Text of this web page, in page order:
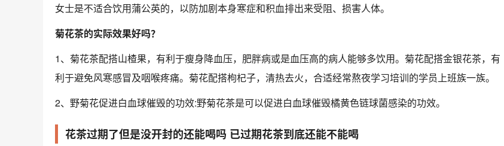
女士是不适合饮用蒲公英的，以防加剧本身寒症和积血排出来受阻、损害人体。
菊花茶的实际效果好吗？
1、菊花茶配搭山楂果，有利于瘦身降血压，肥胖病或是血压高的病人能够多饮用。菊花配搭金银花茶，有
利于避免风寒感冒及咽喉疼痛。菊花配搭枸杞子，清热去火，合适经常熬夜学习培训的学员上班族一族。
2、野菊花促进白血球催毁的功效:野菊花茶是可以促进白血球催毁橘黄色链球菌感染的功效。
花茶过期了但是没开封的还能喝吗 已过期花茶到底还能不能喝